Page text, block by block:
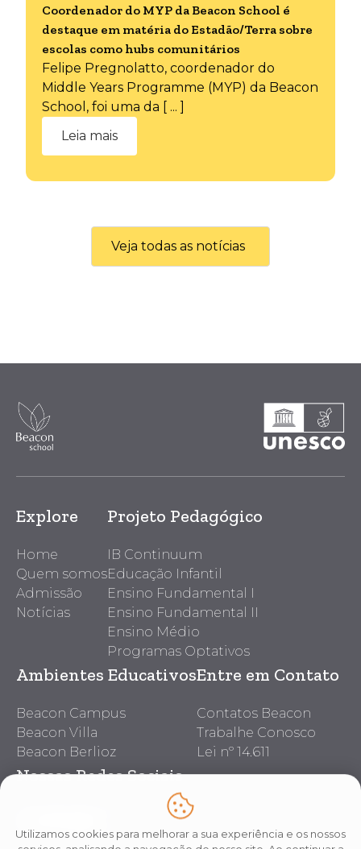
Coordenador do MYP da Beacon School é
destaque em matéria do Estadão/Terra sobre
escolas como hubs comunitários
Felipe Pregnolatto, coordenador do
Middle Years Programme (MYP) da Beacon
School, foi uma da [ ... ]
Leia mais
Veja todas as notícias
Explore
Home
Quem somos
Admissão
Notícias
Projeto Pedagógico
IB Continuum
Educação Infantil
Ensino Fundamental I
Ensino Fundamental II
Ensino Médio
Programas Optativos
Ambientes Educativos
Beacon Campus
Beacon Villa
Beacon Berlioz
Entre em Contato
Contatos Beacon
Trabalhe Conosco
Lei nº 14.611
Nossas Redes Sociais
Utilizamos cookies para melhorar a sua experiência e os nossos